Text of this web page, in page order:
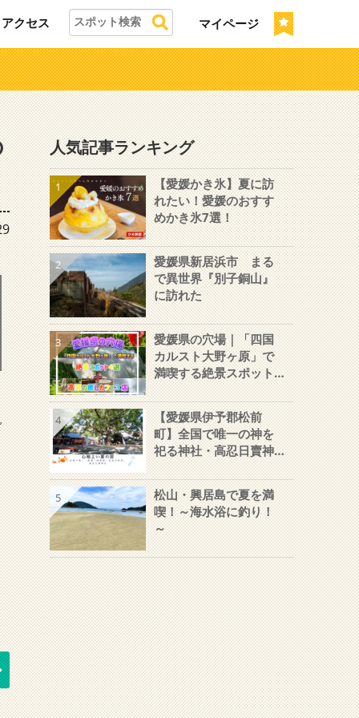
マイページ
アクセス
人気記事ランキング
1
【愛媛かき氷】夏に訪
れたい！愛媛のおすす
めかき氷7選！
2
愛媛県新居浜市 まる
で異世界『別子銅山』
に訪れた
3
愛媛県の穴場｜「四国
カルスト大野ヶ原」で
満喫する絶景スポット
ェ３店
4
【愛媛県伊予郡松前
町】全国で唯一の神を
祀る神社・高忍日賣神
ット～
5
松山・興居島で夏を満
喫！～海水浴に釣り！
～